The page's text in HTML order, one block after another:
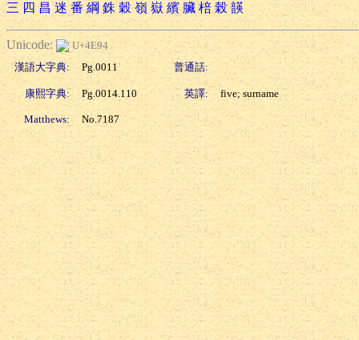
三 四 昌 迷 番 綱 銖 穀 嶺 嶽 繽 臟 棓 榖 韺
Unicode:
U+4E94
漢語大字典:
Pg.0011 普通話:
康熙字典: Pg.0014.110 英譯: five; surname
Matthews: No.7187